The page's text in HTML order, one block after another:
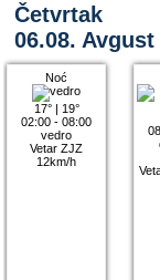
Četvrtak
06.08. Avgust
Noć
17°| 19°
02:00 - 08:00
vedro
Vetar ZJZ
12km/h